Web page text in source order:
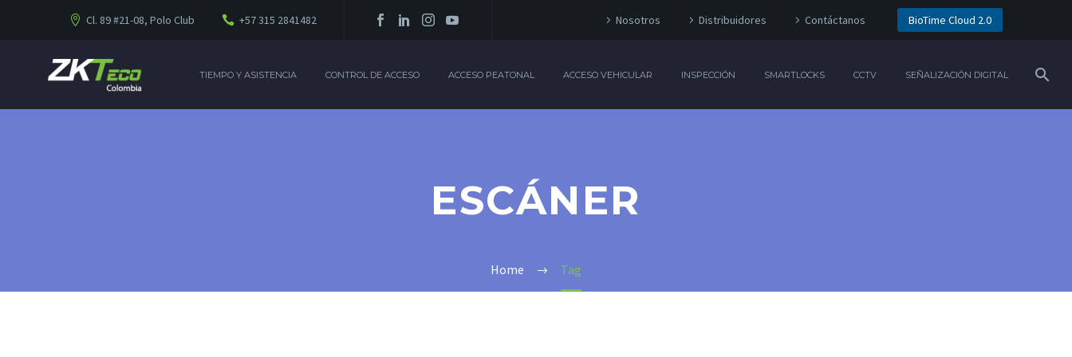
Cl. 89 #21-08, Polo Club +57 315 2841482 Nosotros Distribuidores Contáctanos BioTime Cloud 2.0
TIEMPO Y ASISTENCIA CONTROL DE ACCESO ACCESO PEATONAL ACCESO VEHICULAR INSPECCIÓN SMARTLOCKS CCTV SEÑALIZACIÓN DIGITAL
ESCÁNER
Home Tag